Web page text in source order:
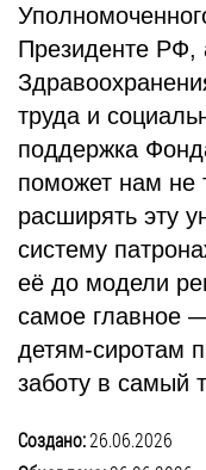
Президенте РФ,
труда и
поддержка
поможет нам не
расширять эту
систему
её до модели
самое главное
детям-сиротам
заботу в самый
Создано:26.06.2026